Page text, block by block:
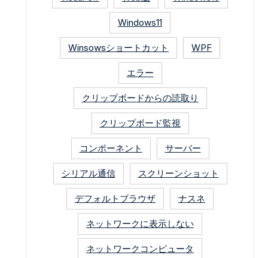
Windows11
Winsowsショートカット WPF
エラー
クリップボードからの読取り
クリップボード監視
コンポーネント サーバー
シリアル通信 スクリーンショット
デフォルトブラウザ ナスネ
ネットワークに表示しない
ネットワークコンピュータ